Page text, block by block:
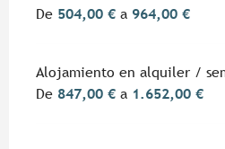
De 504,00 € a 964,00 €
Alojamiento en alquiler /
De 847,00 € a 1.652,00 €